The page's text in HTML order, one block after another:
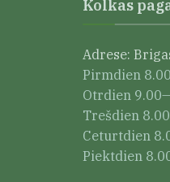
Kolkas
Adrese:
Pirmdien
Otrdien
Trešdien
Ceturtdien
Piektdien